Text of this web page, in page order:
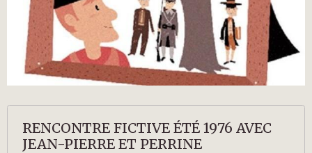
RENCONTRE FICTIVE ÉTÉ 1976 AVEC
JEAN-PIERRE ET PERRINE